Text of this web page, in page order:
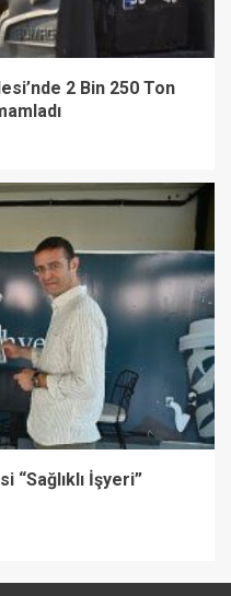
2 Bin 250 Ton
“Sağlıklı İşyeri”